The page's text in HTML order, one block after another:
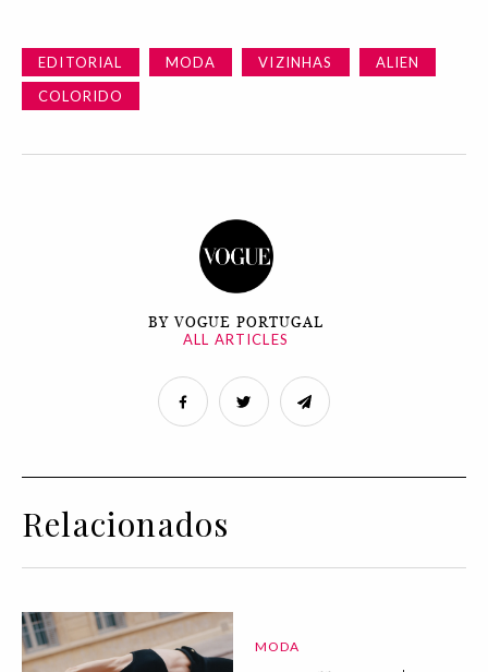
EDITORIAL MODA VIZINHAS
ALIEN
COLORIDO
BY VOGUE PORTUGAL
ALL ARTICLES
Relacionados
MODA